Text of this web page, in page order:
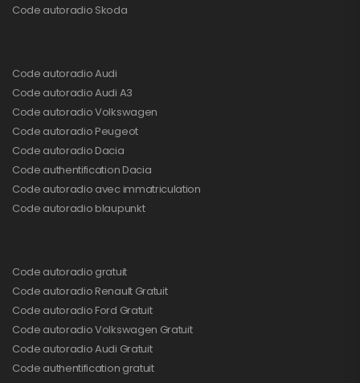
Code autoradio Skoda
Code autoradio Audi
Code autoradio Audi A3
Code autoradio Volkswagen
Code autoradio Peugeot
Code autoradio Dacia
Code authentification Dacia
Code autoradio avec immatriculation
Code autoradio blaupunkt
Code autoradio gratuit
Code autoradio Renault Gratuit
Code autoradio Ford Gratuit
Code autoradio Volkswagen Gratuit
Code autoradio Audi Gratuit
Code authentification gratuit